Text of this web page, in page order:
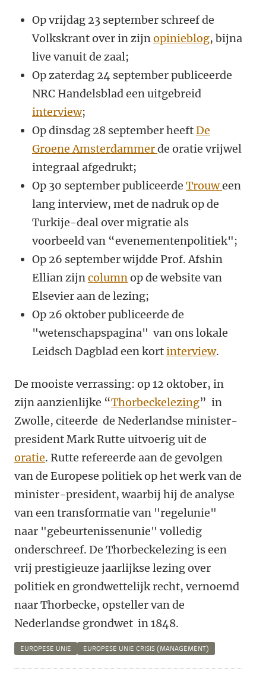
​Op vrijdag 23 september schreef de
Volkskrant over in zijnopinieblog, bijna
live vanuit de zaal;
Op zaterdag 24 september publiceerde
NRC Handelsblad een uitgebreid
interview;
Op dinsdag 28 september heeftDe
Groene Amsterdammerde oratie vrijwel
integraal afgedrukt;
Op 30 september publiceerde Trouween
lang interview, met de nadruk op de
Turkije-deal over migratie als
voorbeeld van “evenementenpolitiek";
Op 26 september wijdde Prof. Afshin
Ellian zijncolumnop de website van
Elsevier aan de lezing;
Op 26 oktober publiceerde de
"wetenschapspagina" van ons lokale
Leidsch Dagblad een kortinterview.
De mooiste verrassing: op 12 oktober, in
zijn aanzienlijke “Thorbeckelezing” in
Zwolle, citeerde de Nederlandse minister-
president Mark Rutte uitvoerig uit de
oratie. Rutte refereerde aan de gevolgen
van de Europese politiek op het werk van de
minister-president, waarbij hij de analyse
van een transformatie van "regelunie"
naar "gebeurtenissenunie" volledig
onderschreef. De Thorbeckelezing is een
vrij prestigieuze jaarlijkse lezing over
politiek en grondwettelijk recht, vernoemd
naar Thorbecke, opsteller van de
Nederlandse grondwet in 1848.
EUROPESE UNIE EUROPESE UNIE CRISIS (MANAGEMENT)